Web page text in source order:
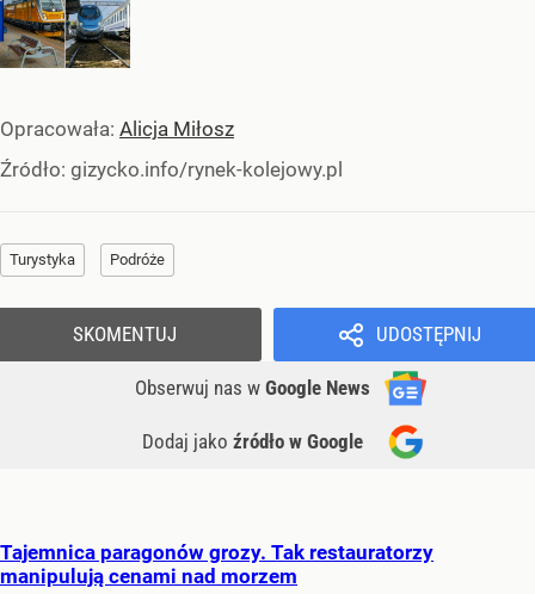
Opracowała: Alicja Miłosz
Źródło: gizycko.info/rynek-kolejowy.pl
Turystyka Podróże
UDOSTĘPNIJ
Obserwuj nas w Google News
Dodaj jako źródło w Google
SKOMENTUJ
Tajemnica paragonów grozy. Tak restauratorzy
manipulują cenami nad morzem